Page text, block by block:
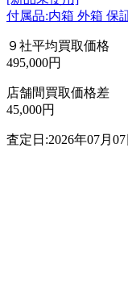
付属品:内箱 外箱 保
９社平均買取価格
495,000円
店舗間買取価格差
45,000円
査定日:2026年07月07